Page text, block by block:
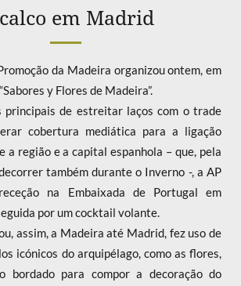
em Madrid
da Madeira organizou ontem, em
y Flores de Madeira”.
principais de estreitar laços com o trade
cobertura mediática para a ligação
a região e a capital espanhola – que, pela
também durante o Inverno -, a AP
na Embaixada de Portugal em
por um cocktail volante.
assim, a Madeira até Madrid, fez uso de
icónicos do arquipélago, como as flores,
bordado para compor a decoração do